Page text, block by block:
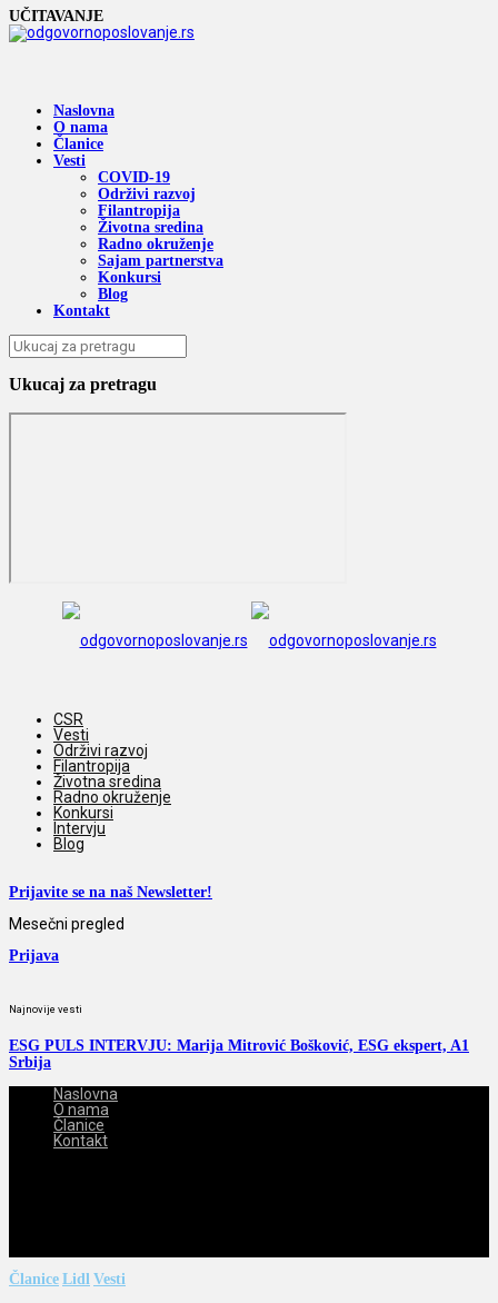
UČITAVANJE
Naslovna
O nama
Članice
Vesti
COVID-19
Održivi razvoj
Filantropija
Životna sredina
Radno okruženje
Sajam partnerstva
Konkursi
Blog
Kontakt
Ukucaj za pretragu
CSR
Vesti
Održivi razvoj
Filantropija
Životna sredina
Radno okruženje
Konkursi
Intervju
Blog
Prijavite se na naš Newsletter!
Mesečni pregled
Prijava
Najnovije vesti
ESG PULS INTERVJU: Marija Mitrović Bošković, ESG ekspert, A1
Srbija
Naslovna
O nama
Članice
Kontakt
Članice Lidl Vesti